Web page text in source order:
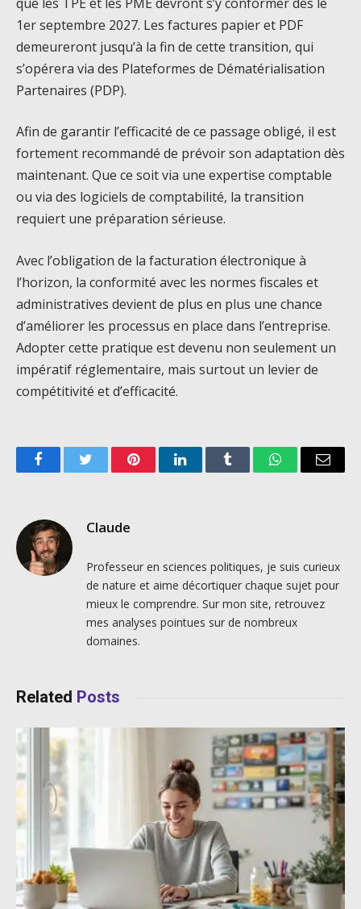
1er septembre 2027. Les factures papier et PDF
demeureront jusqu’à la fin de cette transition, qui
s’opérera via des Plateformes de Dématérialisation
Partenaires (PDP).
Afin de garantir l’efficacité de ce passage obligé, il est
fortement recommandé de prévoir son adaptation dès
maintenant. Que ce soit via une expertise comptable
ou via des logiciels de comptabilité, la transition
requiert une préparation sérieuse.
Avec l’obligation de la facturation électronique à
l’horizon, la conformité avec les normes fiscales et
administratives devient de plus en plus une chance
d’améliorer les processus en place dans l’entreprise.
Adopter cette pratique est devenu non seulement un
impératif réglementaire, mais surtout un levier de
compétitivité et d’efficacité.
FacebookTwitter PinterestLinkedInTumblr WhatsAppEmail
Claude
Professeur en sciences politiques, je suis curieux
de nature et aime décortiquer chaque sujet pour
mieux le comprendre. Sur mon site, retrouvez
mes analyses pointues sur de nombreux
domaines.
Related Posts